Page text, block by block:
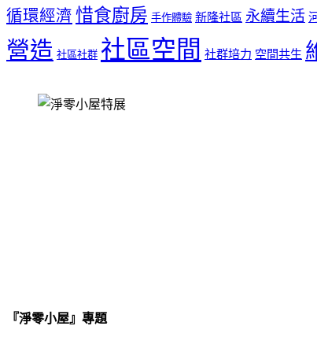
循環經濟 惜食廚房 手作體驗 新隆社區 永續生活
營造 社區社群 社區空間 社群培力 空間共生
『淨零小屋』專題